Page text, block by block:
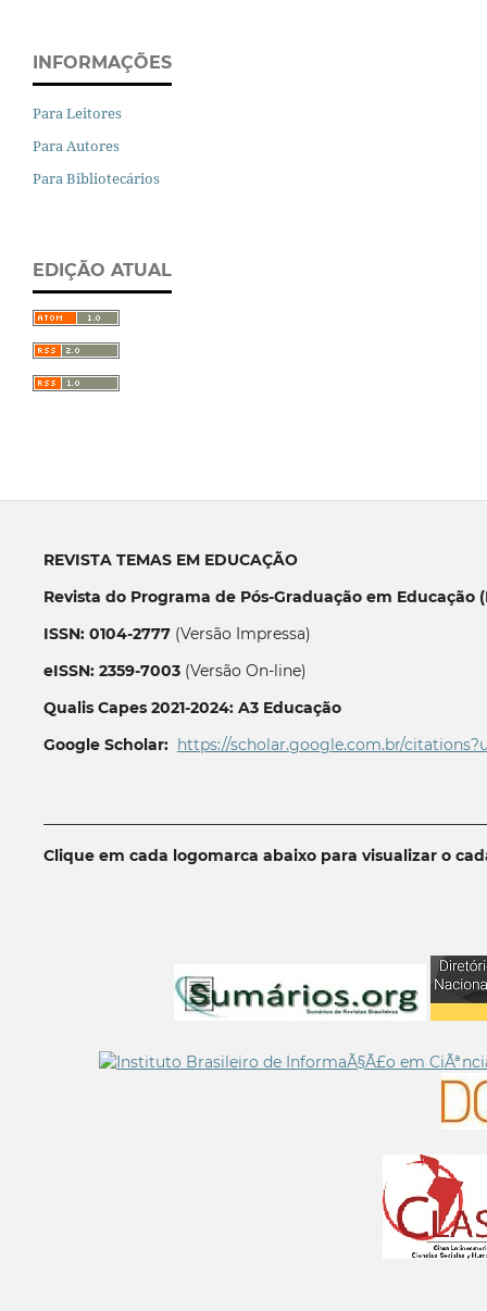
INFORMAÇÕES
Para Leitores
Para Autores
Para Bibliotecários
EDIÇÃO ATUAL
REVISTA TEMAS EM EDUCAÇÃO
Revista do Programa de Pós-Graduação em Educação
ISSN: 0104-2777(Versão Impressa)
eISSN: 2359-7003(Versão On-line)
Qualis Capes 2021-2024: A3 Educação
Google Scholar: https://scholar.google.com.br/
Clique em cada logomarca abaixo para visualizar o